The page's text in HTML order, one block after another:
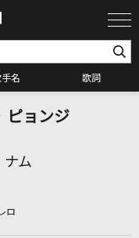
手名 歌詞
ピョンジ
ム
ロ